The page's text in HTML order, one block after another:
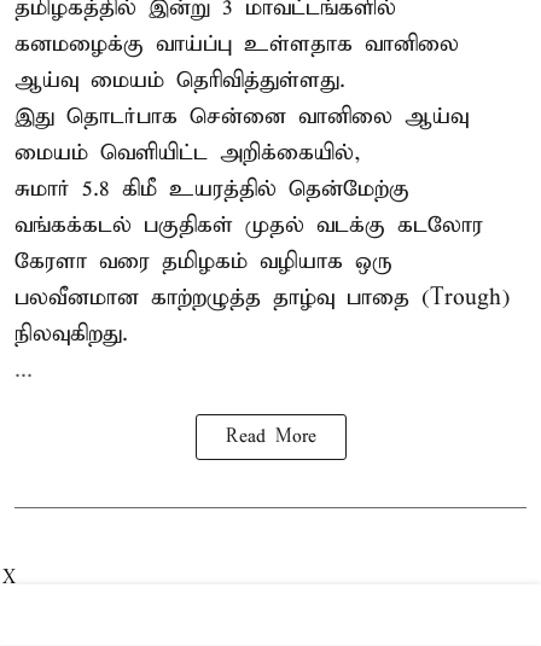
தமிழகத்தில் இன்று 3 மாவட்டங்களில்
கனமழைக்கு வாய்ப்பு உள்ளதாக வானிலை
ஆய்வு மையம் தெரிவித்துள்ளது.
இது தொடர்பாக சென்னை வானிலை ஆய்வு
மையம் வெளியிட்ட அறிக்கையில்,
சுமார் 5.8 கிமீ உயரத்தில் தென்மேற்கு
வங்கக்கடல் பகுதிகள் முதல் வடக்கு கடலோர
கேரளா வரை தமிழகம் வழியாக ஒரு
பலவீனமான காற்றழுத்த தாழ்வு பாதை (Trough)
நிலவுகிறது.
...
Read More
X